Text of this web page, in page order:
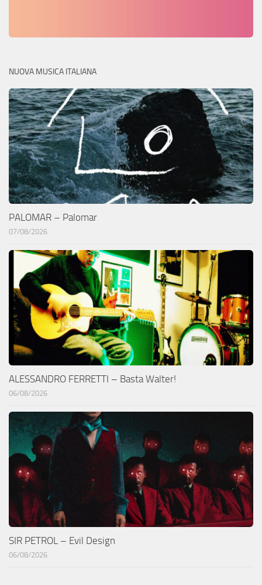
NUOVA MUSICA ITALIANA
PALOMAR – Palomar
07/08/2026
ALESSANDRO FERRETTI – Basta Walter!
06/08/2026
SIR PETROL – Evil Design
06/08/2026